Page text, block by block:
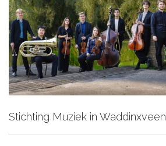
DOE MEE
CONTACT
ORGANISATIE
Stichting Muziek in Waddinxveen